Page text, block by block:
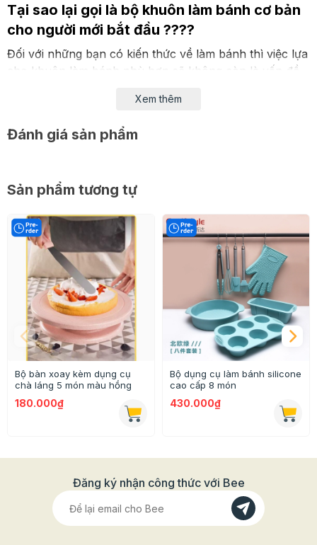
Tại sao lại gọi là bộ khuôn làm bánh cơ bản
cho người mới bắt đầu ????
Đối với những bạn có kiến thức về làm bánh thì việc lựa
chọ khuôn làm bánh phù hợp sẽ không còn là vấn đề
một vấn đề khá nan giải.
câu hỏi mà ai cũng thắc mắc khi bắt đầu làm bánh. Vậy
Bộ khuôn làm bánh cơ bản cho người mới bắt
nhà Beemart sẽ giúp bạn giải quyết tất cả những
Xem thêm
Đánh giá sản phẩm
Sản phẩm tương tự
Bộ bàn xoay kèm dụng cụ
chà láng 5 món màu hồng
180.000₫
Bộ dụng cụ làm bánh silicone
cao cấp 8 món
430.000₫
Đăng ký nhận công thức với Bee